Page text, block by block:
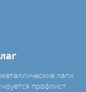
лаги,
профлист.